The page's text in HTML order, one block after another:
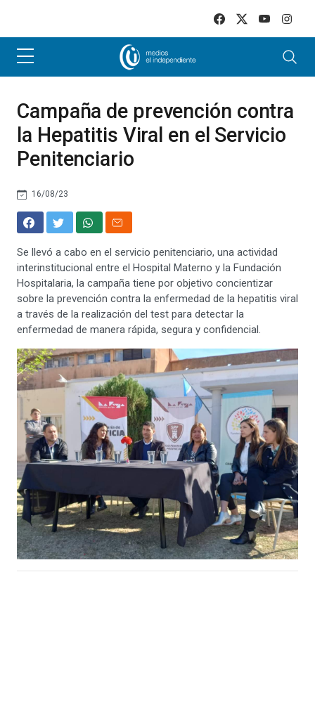
Campaña de prevención contra
la Hepatitis Viral en el Servicio
Penitenciario
16/08/23
Se llevó a cabo en el servicio penitenciario, una actividad
interinstitucional entre el Hospital Materno y la Fundación
Hospitalaria, la campaña tiene por objetivo concientizar
sobre la prevención contra la enfermedad de la hepatitis viral
a través de la realización del test para detectar la
enfermedad de manera rápida, segura y confidencial.